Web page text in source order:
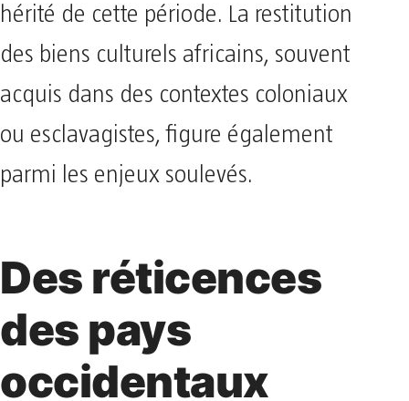
hérité de cette période. La restitution
des biens culturels africains, souvent
acquis dans des contextes coloniaux
ou esclavagistes, figure également
parmi les enjeux soulevés.
Des réticences
des pays
occidentaux